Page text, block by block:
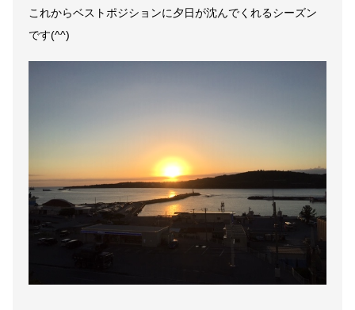
これからベストポジションに夕日が沈んでくれるシーズン
です(^^)